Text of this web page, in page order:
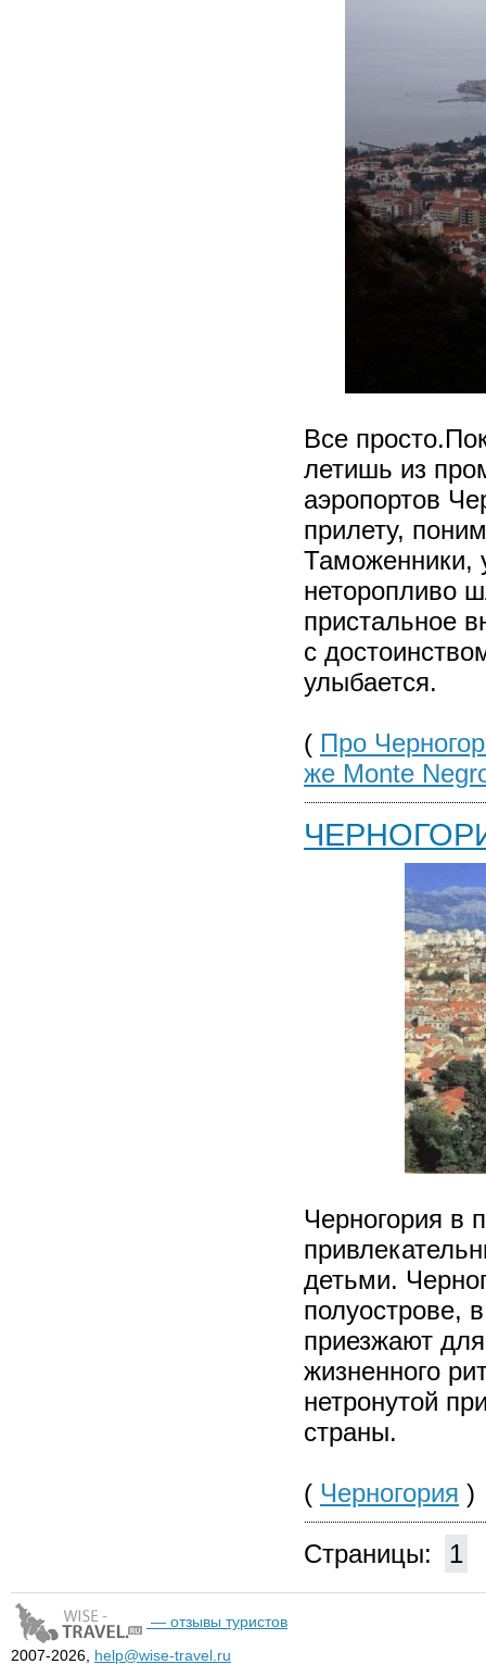
Все
летишь из
аэропортов
прилету,
Таможенники,
неторопливо
пристальное
с
улыбается.
( Про
же Monte
Черногория в
детьми.
полуострове,
приезжают
жизненного
нетронутой
страны.
( Черногория )
Страницы: 1
— отзывы туристов
2007-2026, help@wise-travel.ru